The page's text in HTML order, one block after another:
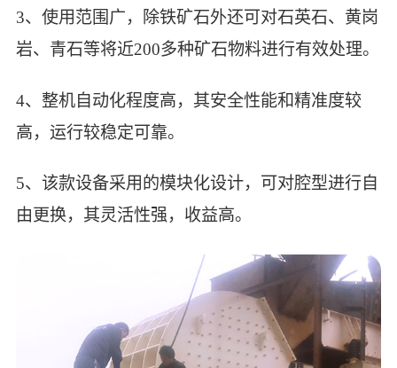
3、使用范围广，除铁矿石外还可对石英石、黄岗
岩、青石等将近200多种矿石物料进行有效处理。
4、整机自动化程度高，其安全性能和精准度较
高，运行较稳定可靠。
5、该款设备采用的模块化设计，可对腔型进行自
由更换，其灵活性强，收益高。